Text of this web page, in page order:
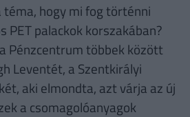
téma, hogy mi fog történni
PET palackok korszakában?
Pénzcentrum többek között
Leventét, a Szentkirályi
aki elmondta, azt várja az új
a csomagolóanyagok